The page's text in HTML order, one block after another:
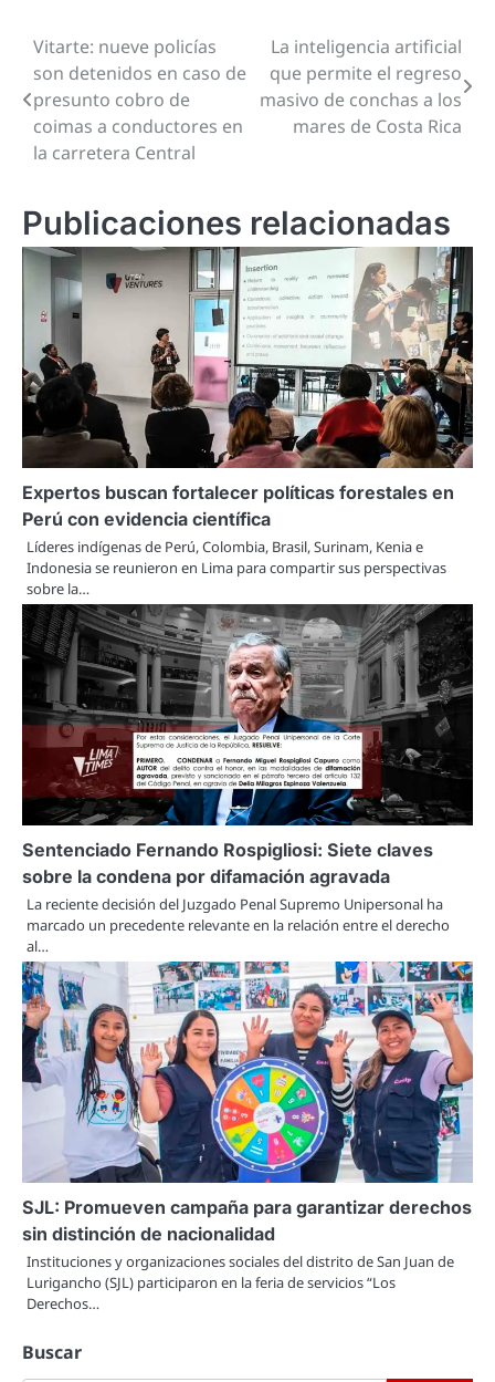
Navegación
de
entradas
Vitarte: nueve policías
son detenidos en caso de
presunto cobro de
coimas a conductores en
la carretera Central
La inteligencia artificial
que permite el regreso
masivo de conchas a los
mares de Costa Rica
Publicaciones relacionadas
Expertos buscan fortalecer políticas forestales en
Perú con evidencia científica
Líderes indígenas de Perú, Colombia, Brasil, Surinam, Kenia e
Indonesia se reunieron en Lima para compartir sus perspectivas
sobre la…
Sentenciado Fernando Rospigliosi: Siete claves
sobre la condena por difamación agravada
La reciente decisión del Juzgado Penal Supremo Unipersonal ha
marcado un precedente relevante en la relación entre el derecho
al…
SJL: Promueven campaña para garantizar derechos
sin distinción de nacionalidad
Instituciones y organizaciones sociales del distrito de San Juan de
Lurigancho (SJL) participaron en la feria de servicios “Los
Derechos…
Buscar